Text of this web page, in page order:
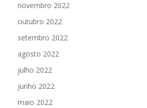
novembro 2022
outubro 2022
setembro 2022
agosto 2022
julho 2022
junho 2022
maio 2022